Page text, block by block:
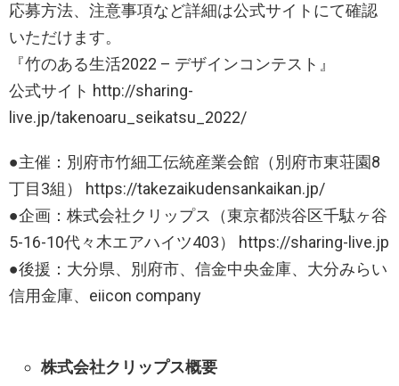
応募方法、注意事項など詳細は公式サイトにて確認
いただけます。
『竹のある生活2022 – デザインコンテスト』
公式サイト http://sharing-
live.jp/takenoaru_seikatsu_2022/
●主催：別府市竹細工伝統産業会館（別府市東荘園8
丁目3組） https://takezaikudensankaikan.jp/
●企画：株式会社クリップス（東京都渋谷区千駄ヶ谷
5-16-10代々木エアハイツ403） https://sharing-live.jp
●後援：大分県、別府市、信金中央金庫、大分みらい
信用金庫、eiicon company
株式会社クリップス概要